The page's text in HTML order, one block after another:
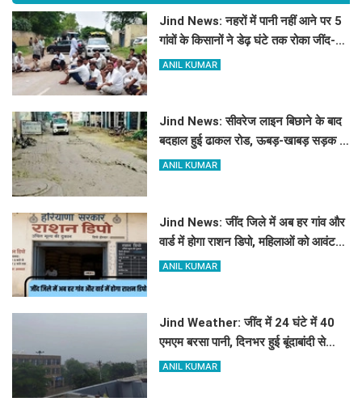
Jind News: नहरों में पानी नहीं आने पर 5
गांवों के किसानों ने डेढ़ घंटे तक रोका जींद-
सफीदों सड़क मार्ग
ANIL KUMAR
Jind News: सीवरेज लाइन बिछाने के बाद
बदहाल हुई ढाकल रोड, ऊबड़-खाबड़ सड़क से
रोजाना जूझ रहे वाहन चालक
ANIL KUMAR
Jind News: जींद जिले में अब हर गांव और
वार्ड में होगा राशन डिपो, महिलाओं को आवंटन
में मिलेगी प्राथमिकता
ANIL KUMAR
Jind Weather: जींद में 24 घंटे में 40
एमएम बरसा पानी, दिनभर हुई बूंदाबांदी से
मौसम खुशगवार
ANIL KUMAR